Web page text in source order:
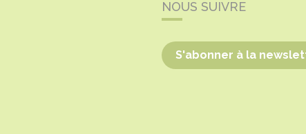
NOUS SUIVRE
S'abonner à la